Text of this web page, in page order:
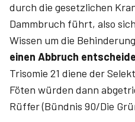
durch die gesetzlichen
Dammbruch führt, also
Wissen um die
einen Abbruch
Trisomie 21 diene der
Föten würden dann
Rüffer (Bündnis 90/Die